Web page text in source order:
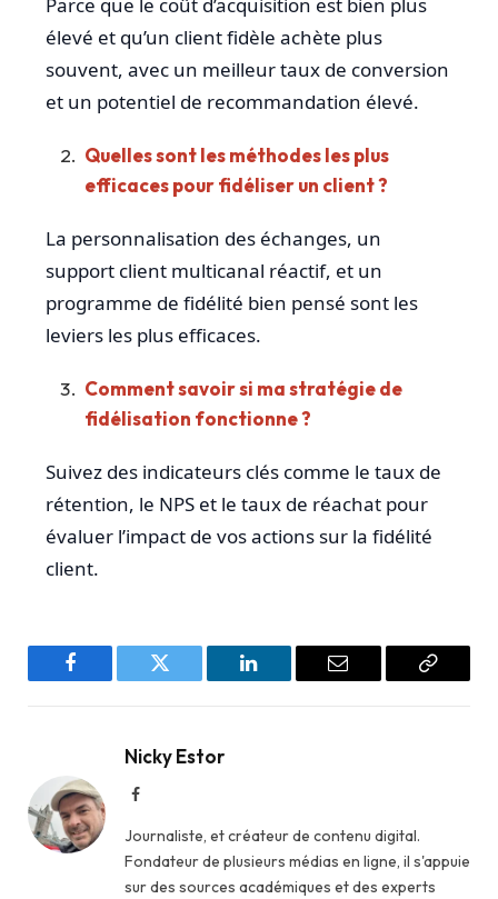
élevé et qu’un client fidèle achète plus
souvent, avec un meilleur taux de conversion
et un potentiel de recommandation élevé.
Quelles sont les méthodes les plus
efficaces pour fidéliser un client ?
La personnalisation des échanges, un
support client multicanal réactif, et un
programme de fidélité bien pensé sont les
leviers les plus efficaces.
Comment savoir si ma stratégie de
fidélisation fonctionne ?
Suivez des indicateurs clés comme le taux de
rétention, le NPS et le taux de réachat pour
évaluer l’impact de vos actions sur la fidélité
client.
Facebook Twitter LinkedIn Email
Copy
Nicky Estor
Facebook
Journaliste, et créateur de contenu digital.
Fondateur de plusieurs médias en ligne, il s'appuie
sur des sources académiques et des experts